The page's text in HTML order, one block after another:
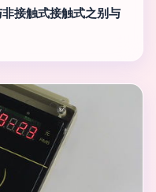
接触式接触式之别与